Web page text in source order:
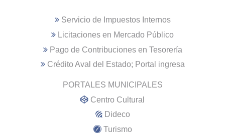
Servicio de Impuestos Internos
Licitaciones en Mercado Público
Pago de Contribuciones en Tesorería
Crédito Aval del Estado; Portal ingresa
PORTALES MUNICIPALES
Centro Cultural
Dideco
Turismo